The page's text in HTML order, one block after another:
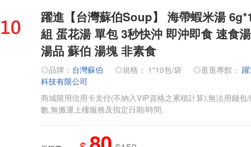
躍進【台灣蘇伯Soup】 海帶蝦米湯
組 蛋花湯 單包 3秒快沖 即沖即食 速食
湯品 蘇伯 湯塊 非素食
◎品牌： 台灣蘇伯 ◎規格： 1*10包/袋 ◎逛逛專館：
科技有限公司
商城限用信用卡支付(不納入VIP資格之累積計算),無法用錢包
數,無搬運上樓服務及指定日期/時間.